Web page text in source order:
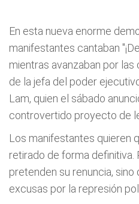
En esta nueva enorme
manifestantes cantaban
mientras avanzaban por
de la jefa del poder
Lam, quien el sábado
controvertido proyecto de
Los manifestantes quieren
retirado de forma definitiva.
pretenden su renuncia,
excusas por la represión